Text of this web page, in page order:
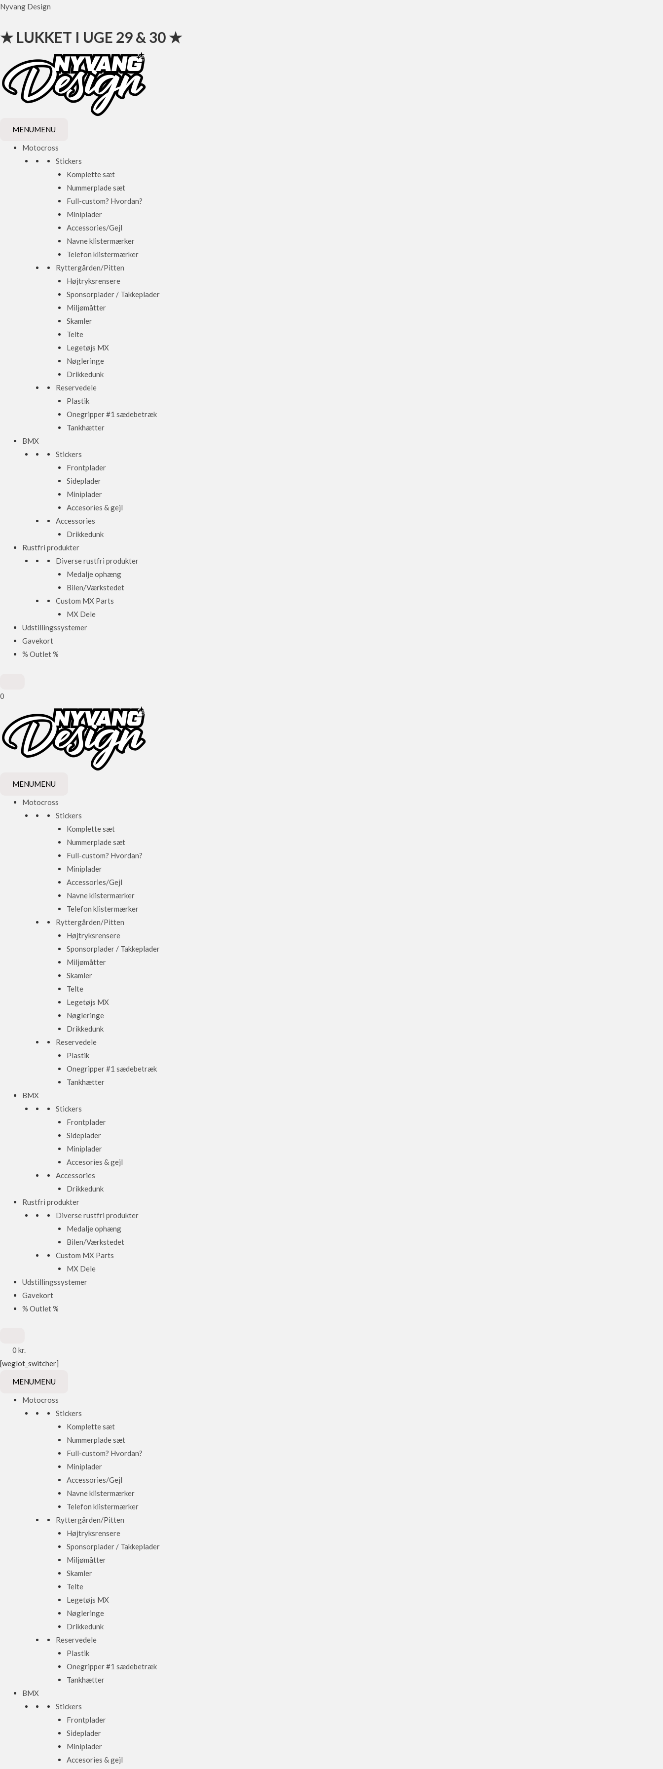
Gå
indholdet
Nyvang Design
★ LUKKET I UGE 29 & 30 ★
MENUMENU
Motocross
Stickers
Komplette sæt
Nummerplade sæt
Full-custom? Hvordan?
Miniplader
Accessories/Gejl
Navne klistermærker
Telefon klistermærker
Ryttergården/Pitten
Højtryksrensere
Sponsorplader / Takkeplader
Miljømåtter
Skamler
Telte
Legetøjs MX
Nøgleringe
Drikkedunk
Reservedele
Plastik
Onegripper #1 sædebetræk
Tankhætter
BMX
Stickers
Frontplader
Sideplader
Miniplader
Accesories & gejl
Accessories
Drikkedunk
Rustfri produkter
Diverse rustfri produkter
Medalje ophæng
Bilen/Værkstedet
Custom MX Parts
MX Dele
Udstillingssystemer
Gavekort
% Outlet %
0
MENUMENU
Motocross
Stickers
Komplette sæt
Nummerplade sæt
Full-custom? Hvordan?
Miniplader
Accessories/Gejl
Navne klistermærker
Telefon klistermærker
Ryttergården/Pitten
Højtryksrensere
Sponsorplader / Takkeplader
Miljømåtter
Skamler
Telte
Legetøjs MX
Nøgleringe
Drikkedunk
Reservedele
Plastik
Onegripper #1 sædebetræk
Tankhætter
BMX
Stickers
Frontplader
Sideplader
Miniplader
Accesories & gejl
Accessories
Drikkedunk
Rustfri produkter
Diverse rustfri produkter
Medalje ophæng
Bilen/Værkstedet
Custom MX Parts
MX Dele
Udstillingssystemer
Gavekort
% Outlet %
0 kr.
[weglot_switcher]
MENUMENU
Motocross
Stickers
Komplette sæt
Nummerplade sæt
Full-custom? Hvordan?
Miniplader
Accessories/Gejl
Navne klistermærker
Telefon klistermærker
Ryttergården/Pitten
Højtryksrensere
Sponsorplader / Takkeplader
Miljømåtter
Skamler
Telte
Legetøjs MX
Nøgleringe
Drikkedunk
Reservedele
Plastik
Onegripper #1 sædebetræk
Tankhætter
BMX
Stickers
Frontplader
Sideplader
Miniplader
Accesories & gejl